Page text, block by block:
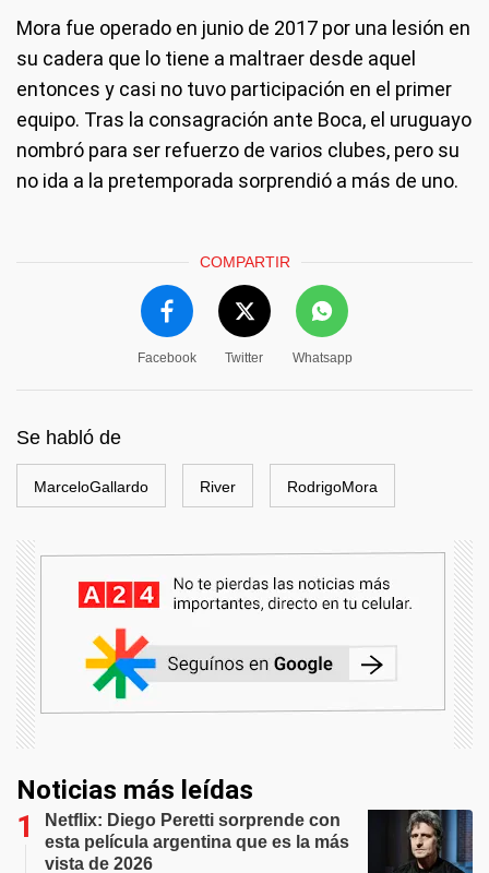
Mora fue operado en junio de 2017 por una lesión en
su cadera que lo tiene a maltraer desde aquel
entonces y casi no tuvo participación en el primer
equipo. Tras la consagración ante Boca, el uruguayo
nombró para ser refuerzo de varios clubes, pero su
no ida a la pretemporada sorprendió a más de uno.
COMPARTIR
Facebook Twitter Whatsapp
Se habló de
MarceloGallardo River RodrigoMora
Noticias más leídas
Netflix: Diego Peretti sorprende con
esta película argentina que es la más
vista de 2026